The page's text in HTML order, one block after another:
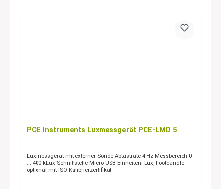
PCE Instruments Luxmessgerät PCE-LMD 5
Luxmessgerät mit externer Sonde Abtastrate 4 Hz Messbereich 0
... 400 kLux Schnittstelle Micro-USB Einheiten: Lux, Footcandle
optional mit ISO-Kalibrierzertifikat